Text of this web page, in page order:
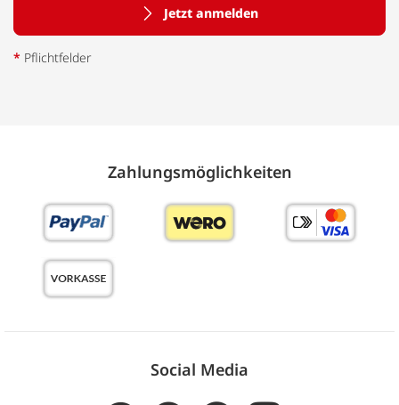
Jetzt anmelden
* Pflichtfelder
Zahlungs­möglich­keiten
Social Media